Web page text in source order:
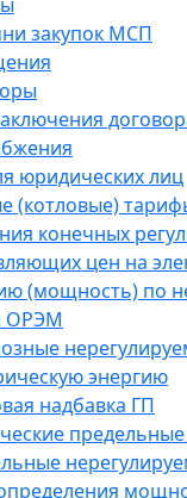
закупок МСП
юридических лиц
(котловые)
конечных
цен на
(мощность) по
ОРЭМ
энергию
надбавка ГП